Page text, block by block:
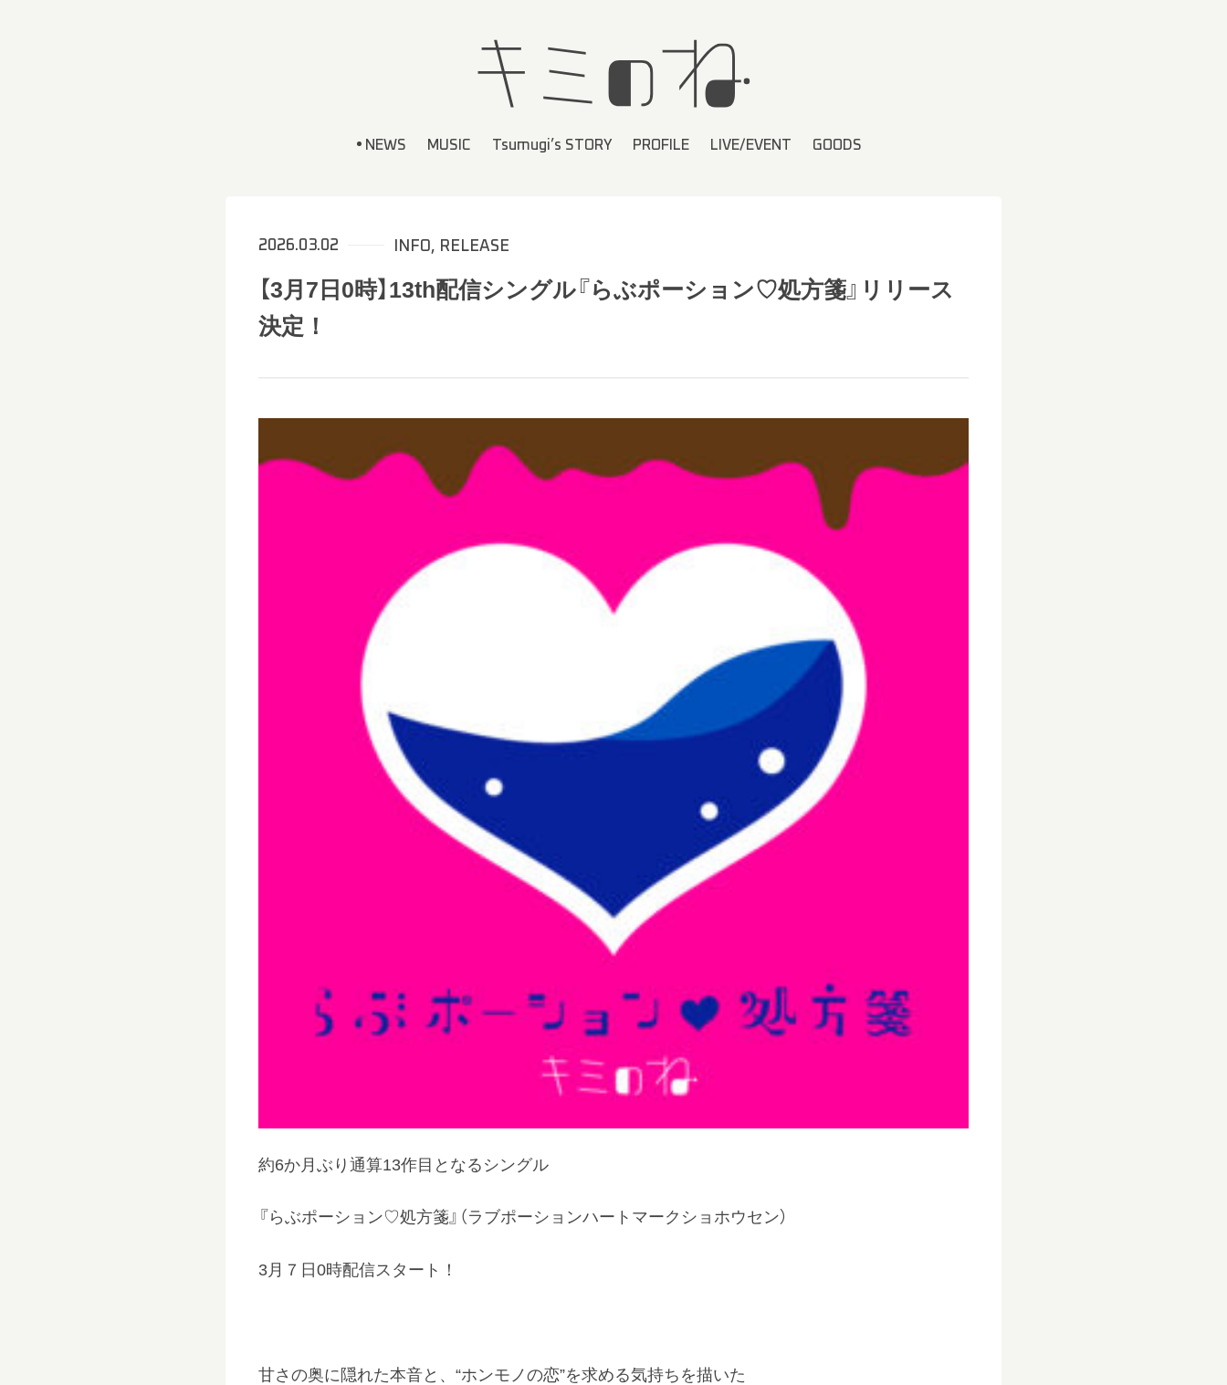
NEWS MUSIC Tsumugi’s STORY PROFILE LIVE/EVENT GOODS
2026.03.02 INFO RELEASE
【3月7日0時】13th配信シングル『らぶポーション♡処方箋』リリース
決定！
約6か月ぶり通算13作目となるシングル
『らぶポーション♡処方箋』（ラブポーションハートマークショホウセン）
3月７日0時配信スタート！
甘さの奥に隠れた本音と、“ホンモノの恋”を求める気持ちを描いた